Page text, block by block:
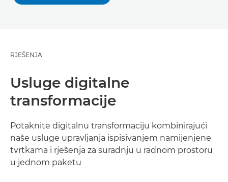
RJEŠENJA
Usluge digitalne
transformacije
Potaknite digitalnu transformaciju kombinirajući
naše usluge upravljanja ispisivanjem namijenjene
tvrtkama i rješenja za suradnju u radnom prostoru
u jednom paketu